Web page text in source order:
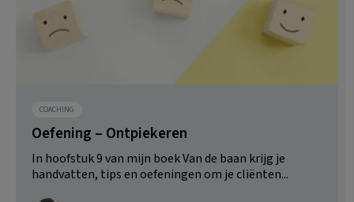
COACHING
Oefening – Ontpiekeren
In hoofstuk 9 van mijn boek Van de baan krijg je
handvatten, tips en oefeningen om je cliënten...